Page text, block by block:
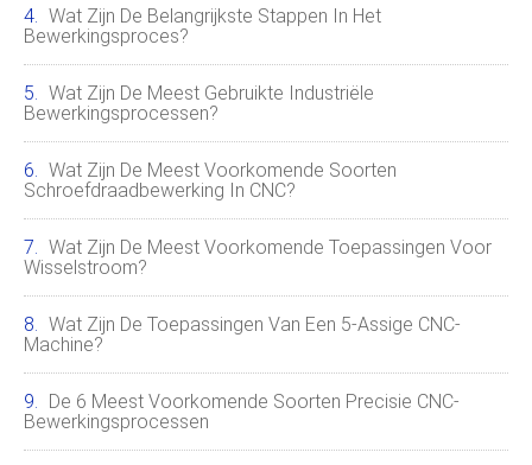
Wat Zijn De Belangrijkste Stappen In Het
Bewerkingsproces?
Wat Zijn De Meest Gebruikte Industriële
Bewerkingsprocessen?
Wat Zijn De Meest Voorkomende Soorten
Schroefdraadbewerking In CNC?
Wat Zijn De Meest Voorkomende Toepassingen Voor
Wisselstroom?
Wat Zijn De Toepassingen Van Een 5-Assige CNC-
Machine?
De 6 Meest Voorkomende Soorten Precisie CNC-
Bewerkingsprocessen